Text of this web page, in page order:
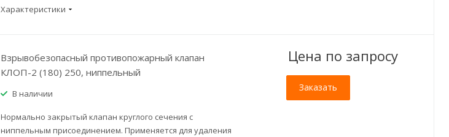
Характеристики
Взрывобезопасный противопожарный клапан
КЛОП-2 (180) 250, ниппельный
В наличии
Нормально закрытый клапан круглого сечения с
ниппельным присоединением. Применяется для удаления
Цена по запросу
Заказать